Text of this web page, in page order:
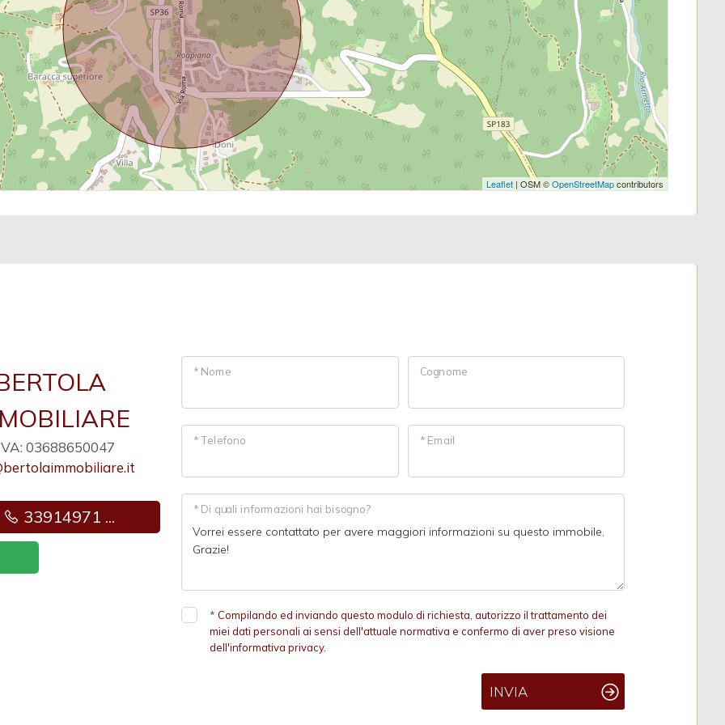
Leaflet | OSM ©OpenStreetMapcontributors
03688650047
33914971 ...
* Nome Cognome
* Telefono * Email
* Di quali informazioni hai bisogno?
* Compilando ed inviando questo modulo di richiesta, autorizzo il trattamento dei
miei dati personali ai sensi dell'attuale normativa e confermo di aver preso visione
dell'informativa privacy.
INVIA